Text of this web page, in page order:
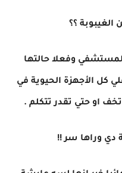
الغيبوبة ؟؟
وفعلا حالتها
كل الأجهزة الحيوية في
او حتي تقدر تتكلم .
دي وراها سر !!